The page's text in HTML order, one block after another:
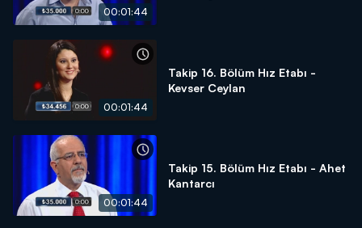
00:01:44
00:01:44
Takip 16. Bölüm Hız Etabı -
Kevser Ceylan
00:01:44
Takip 15. Bölüm Hız Etabı - Ahet
Kantarcı